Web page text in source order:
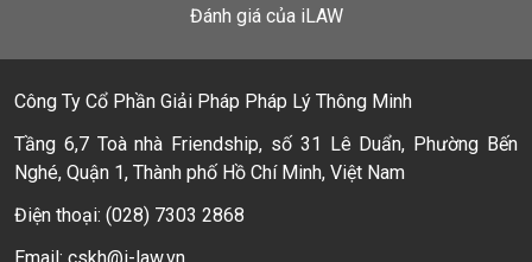
Đánh giá của iLAW
Công Ty Cổ Phần Giải Pháp Pháp Lý Thông Minh
Tầng 6,7 Toà nhà Friendship, số 31 Lê Duẩn, Phường Bến
Nghé, Quận 1, Thành phố Hồ Chí Minh, Việt Nam
Điện thoại: (028) 7303 2868